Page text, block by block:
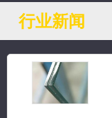
行业新闻